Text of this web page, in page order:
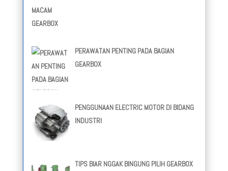
PERAWATAN PENTING PADA BAGIAN
GEARBOX
PENGGUNAAN ELECTRIC MOTOR DI BIDANG
INDUSTRI
TIPS BIAR NGGAK BINGUNG PILIH GEARBOX